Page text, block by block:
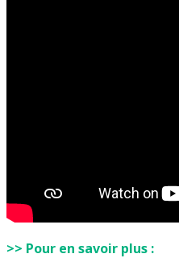
>> Pour en savoir plus :